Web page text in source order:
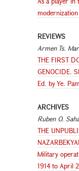
REVIEWS
Armen Ts.
THE FIRST
GENOCIDE.
Ed. by Ye.
ARCHIVES
Ruben O.
THE
Military
1914 to April